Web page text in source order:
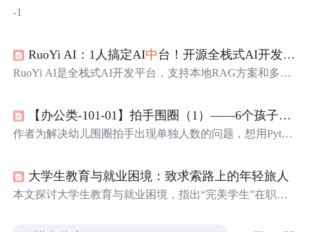
-1
RuoYi AI：1人搞定AI中台！开源全栈式AI开发平台，快速集成大模型+RAG+支付等模块
RuoYi AI是全栈式AI开发平台，支持本地RAG方案和多模
库，保障数据隐私。适合企业和个人开发者快速搭建个性
化AI应用，文 中还介绍了其运行方法。
【办公类-101-01】拍手围圈（1）——6个孩子（双数）围圈，两两拍手，求单独人数
作者为解决幼儿围圈拍手出现单独人数的问题，想用Pytho
相加总数等于人数来测算6 - 30位双数孩子的单人情况，得
出一定规律。
大学生教育与就业困境：致求索路上的年轻旅人
本文探讨大学生教育与就业困境，指出“完美学生”在职场